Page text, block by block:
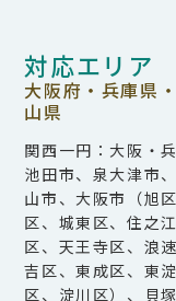
対応エリア
大阪府・兵庫県
山県
関西一円：大阪・
池田市、泉大津市
山市、大阪市（旭
区、城東区、住之
区、天王寺区、浪
吉区、東成区、東
区、淀川区）、貝